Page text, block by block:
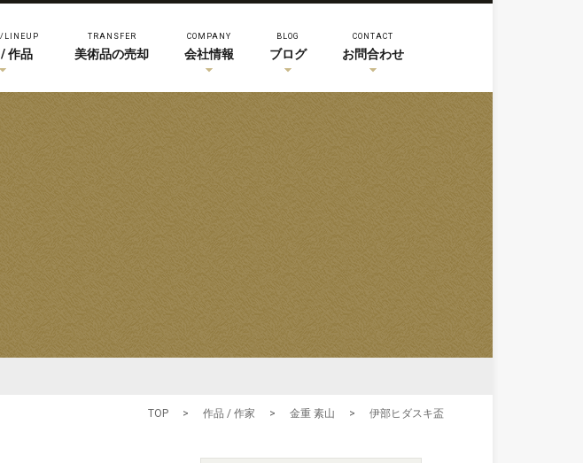
LINEUP
作品
TRANSFER
美術品の売却
COMPANY
会社情報
BLOG
ブログ
CONTACT
お問合わせ
TOP > 作品 / 作家 > 金重 素山 > 伊部ヒダスキ盃